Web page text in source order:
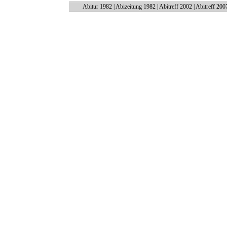
Abitur 1982| Abizeitung 1982| Abitreff 2002| Abitreff